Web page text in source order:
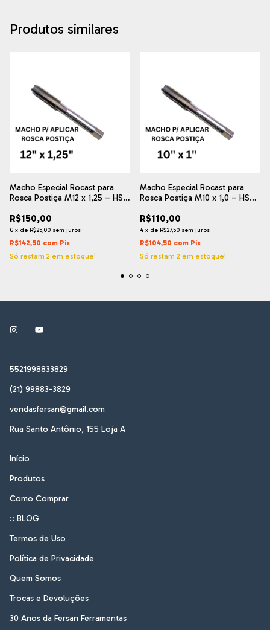
Produtos similares
Macho Especial Rocast para
Rosca Postiça M12 x 1,25 – HSS
R$150,00
6 x de R$25,00 sem juros
R$142,50 com Pix
Só restam 2 em estoque!
Macho Especial Rocast para
Rosca Postiça M10 x 1,0 – HSS
R$110,00
4 x de R$27,50 sem juros
R$104,50 com Pix
Só restam 2 em estoque!
5521998833829
(21) 99883-3829
vendasfersan@gmail.com
Rua Santo Antônio, 155 Loja A
Início
Produtos
Como Comprar
:: BLOG
Termos de Uso
Política de Privacidade
Quem Somos
Trocas e Devoluções
30 Anos da Fersan Ferramentas